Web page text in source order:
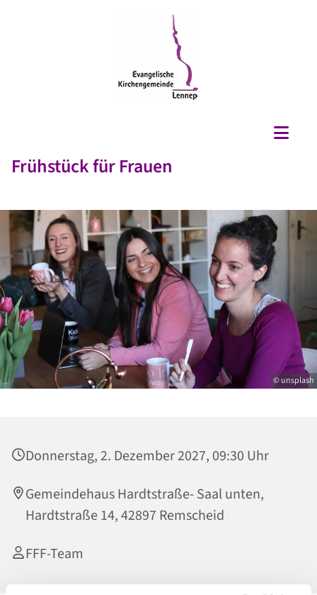
Frühstück für Frauen
© unsplash
Donnerstag, 2. Dezember 2027, 09:30 Uhr
Gemeindehaus Hardtstraße- Saal unten,
Hardtstraße 14, 42897 Remscheid
FFF-Team